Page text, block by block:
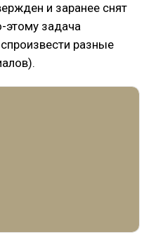
и заранее снят
этому задача
разные